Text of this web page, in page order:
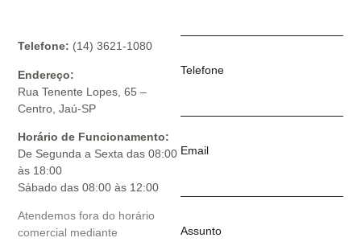
Telefone: (14) 3621-1080
Endereço:
Rua Tenente Lopes, 65 –
Centro, Jaú-SP
Horário de Funcionamento:
De Segunda a Sexta das 08:00
às 18:00
Sábado das 08:00 às 12:00
Atendemos fora do horário
comercial mediante
Telefone
Email
Assunto